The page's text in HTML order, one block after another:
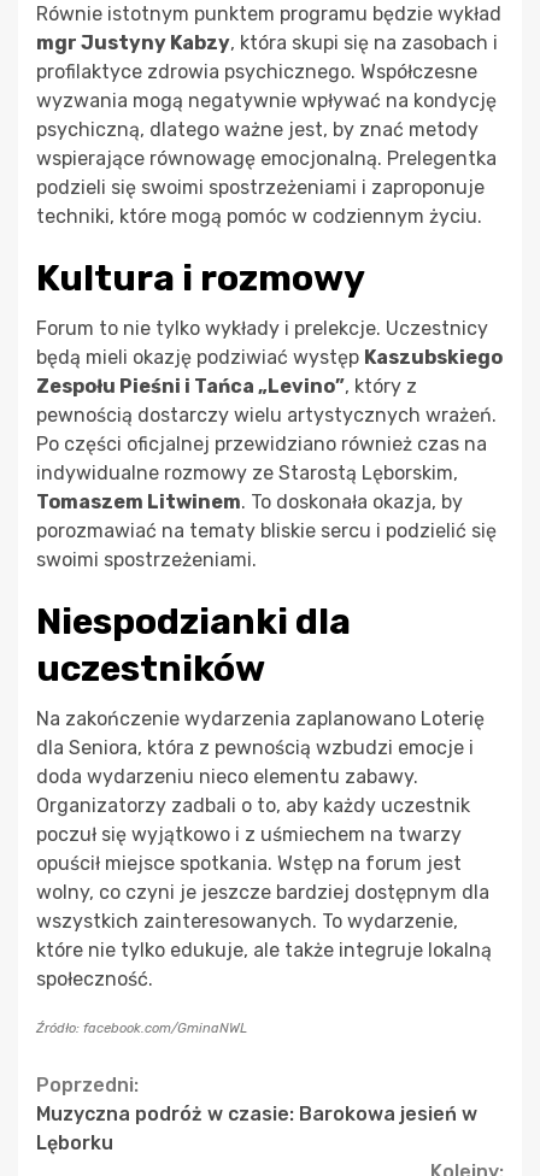
Równie istotnym punktem programu będzie wykład
mgr Justyny Kabzy, która skupi się na zasobach i
profilaktyce zdrowia psychicznego. Współczesne
wyzwania mogą negatywnie wpływać na kondycję
psychiczną, dlatego ważne jest, by znać metody
wspierające równowagę emocjonalną. Prelegentka
podzieli się swoimi spostrzeżeniami i zaproponuje
techniki, które mogą pomóc w codziennym życiu.
Kultura i rozmowy
Forum to nie tylko wykłady i prelekcje. Uczestnicy
będą mieli okazję podziwiać występ Kaszubskiego
Zespołu Pieśni i Tańca „Levino”, który z
pewnością dostarczy wielu artystycznych wrażeń.
Po części oficjalnej przewidziano również czas na
indywidualne rozmowy ze Starostą Lęborskim,
Tomaszem Litwinem. To doskonała okazja, by
porozmawiać na tematy bliskie sercu i podzielić się
swoimi spostrzeżeniami.
Niespodzianki dla
uczestników
Na zakończenie wydarzenia zaplanowano Loterię
dla Seniora, która z pewnością wzbudzi emocje i
doda wydarzeniu nieco elementu zabawy.
Organizatorzy zadbali o to, aby każdy uczestnik
poczuł się wyjątkowo i z uśmiechem na twarzy
opuścił miejsce spotkania. Wstęp na forum jest
wolny, co czyni je jeszcze bardziej dostępnym dla
wszystkich zainteresowanych. To wydarzenie,
które nie tylko edukuje, ale także integruje lokalną
społeczność.
Źródło: facebook.com/GminaNWL
Continue
Reading
Poprzedni:
Muzyczna podróż w czasie: Barokowa jesień w
Lęborku
Kolejny: